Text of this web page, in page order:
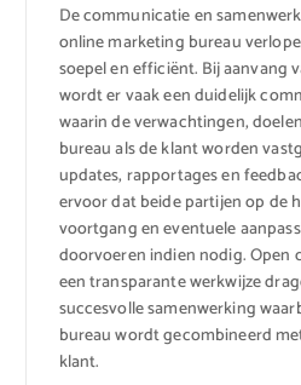
De communicatie en
online marketing bureau
soepel en efficiënt. Bij aanvang
wordt er vaak een duidelijk
waarin de verwachtingen,
bureau als de klant worden
updates, rapportages en
ervoor dat beide partijen op de
voortgang en eventuele
doorvoeren indien nodig. Open
een transparante werkwijze
succesvolle samenwerking
bureau wordt gecombineerd
klant.